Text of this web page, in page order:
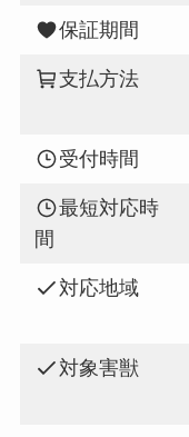
保証期間
支払方法
受付時間
最短対応時
間
対応地域
対象害獣